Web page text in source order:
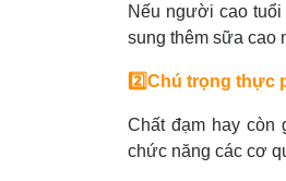
Nếu người cao
sung thêm sữa cao
2️⃣Chú trọng thực
Chất đạm hay còn
chức năng các cơ